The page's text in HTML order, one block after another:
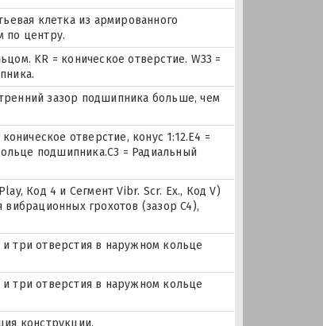
клетка из армированного
по центру.
KR = коническое отверстие. W33 =
зазор подшипника больше, чем
отверстие, конус 1:12.E4 =
подшипника.C3 = Радиальный
Код 4 и Сегмент Vibr. Scr. Ex., Код V)
грохотов (зазор C4),
и три отверстия в наружном кольце
и три отверстия в наружном кольце
конструкции.